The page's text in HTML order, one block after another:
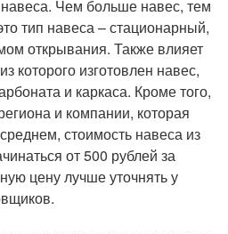
Чем больше навес, тем
тип навеса – стационарный,
открывания. Также влияет
которого изготовлен навес,
и каркаса. Кроме того,
и компании, которая
стоимость навеса из
от 500 рублей за
цену лучше уточнять у